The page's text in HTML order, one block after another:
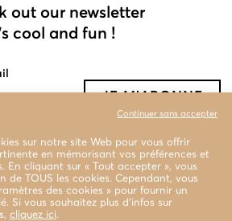
out our newsletter
cool and fun !
sur notre site Web pour vous offrir
en mémorisant vos préférences et
En cliquant sur « Tout accepter », vous
de TOUS les cookies. Cependant, vous
des cookies » pour fournir un
Si vous souhaitez plus d’infos sur
cliquez ici.
Continuer sans accepter